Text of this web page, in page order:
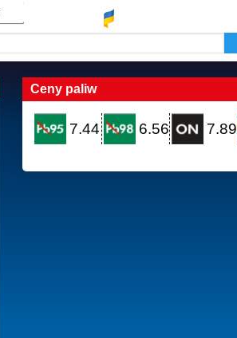
Ceny paliw
7.44 6.56 7.89